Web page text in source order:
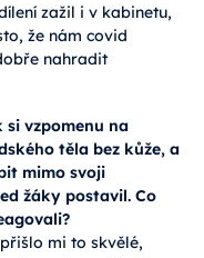
zažil i v kabinetu,
že nám covid
nahradit
si vzpomenu na
těla bez kůže, a
mimo svoji
žáky postavil. Co
mi to skvělé,